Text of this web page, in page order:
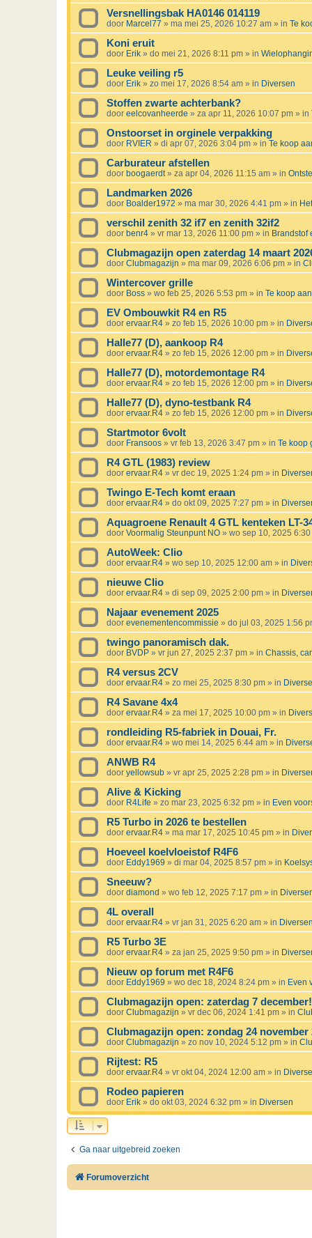
Versnellingsbak HA0146 014119
door Marcel77 » ma mei 25, 2026 10:27 am » in Te
Koni eruit
door Erik » do mei 21, 2026 8:11 pm » in
Leuke veiling r5
door Erik » zo mei 17, 2026 8:54 am » in Diversen
Stoffen zwarte achterbank?
door eelcovanheerde » za apr 11, 2026 10:07 pm » in
Onstoorset in orginele verpakking
door RVIER » di apr 07, 2026 3:04 pm » in Te koop
Carburateur afstellen
door boogaerdt» za apr 04, 2026 11:15 am » in
Landmarken 2026
door Boalder1972 » ma mar 30, 2026 4:41 pm » in
verschil zenith 32 if7 en zenith 32if2
door benr4 » vr mar 13, 2026 11:00 pm » in Brandstof
Clubmagazijn open zaterdag 14 maart
door Clubmagazijn » ma mar 09, 2026 6:06 pm » in
Wintercover grille
door Boss » wo feb 25, 2026 5:53 pm » in Te koop
EV Ombouwkit R4 en R5
door ervaar.R4 » zo feb 15, 2026 10:00 pm » in
Halle77 (D), aankoop R4
door ervaar.R4 » zo feb 15, 2026 12:00 pm » in
Halle77 (D), motordemontage R4
door ervaar.R4 » zo feb 15, 2026 12:00 pm » in
Halle77 (D), dyno-testbank R4
door ervaar.R4 » zo feb 15, 2026 12:00 pm » in
Startmotor 6volt
door Fransoos » vr feb 13, 2026 3:47 pm » in Te koop
R4 GTL (1983) review
door ervaar.R4 » vr dec 19, 2025 1:24 pm » in
Twingo E-Tech komt eraan
door ervaar.R4 » do okt 09, 2025 7:27 pm » in
Aquagroene Renault 4 GTL kenteken LT-
door Voormalig Steunpunt NO » wo sep 10, 2025 6:30
AutoWeek: Clio
door ervaar.R4 » wo sep 10, 2025 12:00 am » in
nieuwe Clio
door ervaar.R4 » di sep 09, 2025 2:00 pm » in
Najaar evenement 2025
door evenementencommissie » do jul 03, 2025 1:56
twingo panoramisch dak.
door BVDP » vr jun 27, 2025 2:37 pm » in Chassis,
R4 versus 2CV
door ervaar.R4 » zo mei 25, 2025 8:30 pm » in
R4 Savane 4x4
door ervaar.R4 » za mei 17, 2025 10:00 pm » in
rondleiding R5-fabriek in Douai, Fr.
door ervaar.R4 » wo mei 14, 2025 6:44 am » in
ANWB R4
door yellowsub » vr apr 25, 2025 2:28 pm » in
Alive & Kicking
door R4Life » zo mar 23, 2025 6:32 pm » in Even
R5 Turbo in 2026 te bestellen
door ervaar.R4 » ma mar 17, 2025 10:45 pm » in
Hoeveel koelvloeistof R4F6
door Eddy1969 » di mar 04, 2025 8:57 pm » in
Sneeuw?
door diamond » wo feb 12, 2025 7:17 pm » in
4L overall
door ervaar.R4 » vr jan 31, 2025 6:20 am » in Diversen
R5 Turbo 3E
door ervaar.R4 » za jan 25, 2025 9:50 pm » in
Nieuw op forum met R4F6
door Eddy1969 » wo dec 18, 2024 8:24 pm » in Even
Clubmagazijn open: zaterdag 7 december!
door Clubmagazijn » vr dec 06, 2024 1:41 pm » in
Clubmagazijn open: zondag 24 november
door Clubmagazijn » zo nov 10, 2024 5:12 pm » in
Rijtest: R5
door ervaar.R4 » vr okt 04, 2024 12:00 am » in
Rodeo papieren
door Erik » do okt 03, 2024 6:32 pm » in Diversen
Ga naar uitgebreid zoeken
Forumoverzicht